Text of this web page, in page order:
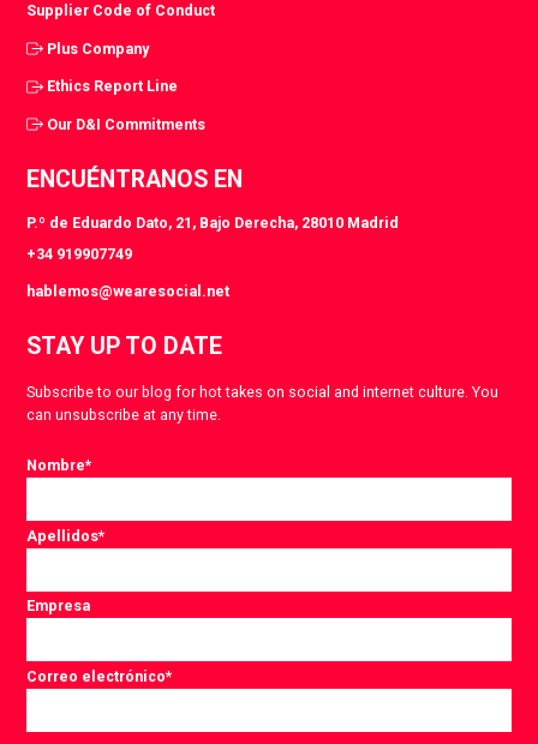
Supplier Code of Conduct
Plus Company
Ethics Report Line
Our D&I Commitments
ENCUÉNTRANOS EN
P.º de Eduardo Dato, 21, Bajo Derecha, 28010 Madrid
+34 919907749
hablemos@wearesocial.net
STAY UP TO DATE
Subscribe to our blog for hot takes on social and internet culture. You
can unsubscribe at any time.
Nombre*
Apellidos*
Empresa
Correo electrónico*